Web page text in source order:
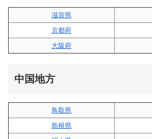
滋賀県
京都府
大阪府
中国地方
鳥取県
島根県